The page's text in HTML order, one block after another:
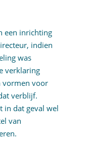
een inrichting
indien
was
verklaring
vormen voor
verblijf.
in dat geval wel
van